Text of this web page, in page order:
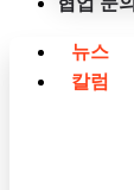
뉴스
칼럼